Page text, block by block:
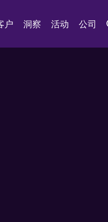
户 洞察 活动 公司